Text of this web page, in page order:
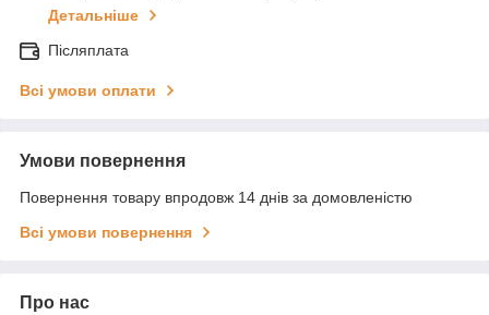
Детальніше
Післяплата
Всі умови оплати
Умови повернення
Повернення товару впродовж 14 днів за домовленістю
Всі умови повернення
Про нас